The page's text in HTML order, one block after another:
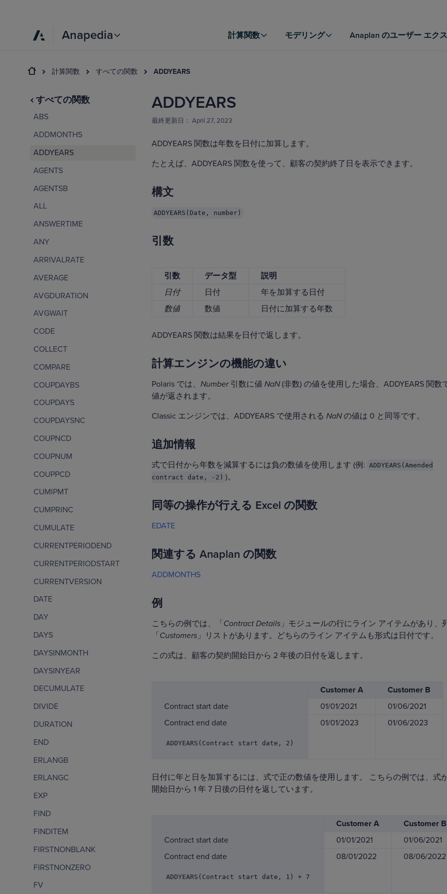
Anapedia 計算関数 モデリング Anaplan のユーザー エク
計算関数 すべての関数 ADDYEARS
すべての関数
ABS
ADDMONTHS
ADDYEARS
AGENTS
AGENTSB
ALL
ANSWERTIME
ANY
ARRIVALRATE
AVERAGE
AVGDURATION
AVGWAIT
CODE
COLLECT
COMPARE
COUPDAYBS
COUPDAYS
COUPDAYSNC
COUPNCD
COUPNUM
COUPPCD
CUMIPMT
CUMPRINC
CUMULATE
CURRENTPERIODEND
CURRENTPERIODSTART
CURRENTVERSION
DATE
DAY
DAYS
DAYSINMONTH
DAYSINYEAR
DECUMULATE
DIVIDE
DURATION
END
ERLANGB
ERLANGC
EXP
FIND
FINDITEM
FIRSTNONBLANK
FIRSTNONZERO
FV
ADDYEARS
最終更新日： April 27, 2023
ADDYEARS 関数は年数を日付に加算します。
たとえば、ADDYEARS 関数を使って、顧客の契約終了日を表示できます。
構文
ADDYEARS(Date, number)
引数
引数 データ型
説明
日付
日付
年を加算する日付
数値
数値 日付に加算する年数
ADDYEARS 関数は結果を日付で返します。
計算エンジンの機能の違い
Polaris では、 Number引数に値 NaN(非数) の値を使用した場合、ADDYEARS 関数
値が返されます。
Classic エンジンでは、ADDYEARS で使用される NaNの値は 0 と同等です。
追加情報
式で日付から年数を減算するには負の数値を使用します (例: ADDYEARS(Amended
contract date, -2) )。
同等の操作が行える Excel の関数
EDATE
関連する Anaplan の関数
ADDMONTHS
例
こちらの例では、「 Contract Details 」モジュールの行にライン アイテムがあり、
「 Customers 」リストがあります。どちらのライン アイテムも形式は日付です。
この式は、顧客の契約開始日から 2 年後の日付を返します。
Customer A
Customer B
Contract start date
01/01/2021
01/06/2021
Contract end date
ADDYEARS(Contract start date, 2)
01/01/2023 01/06/2023
日付に年と日を加算するには、式で正の数値を使用します。 こちらの例では、式
開始日から 1 年 7 日後の日付を返しています。
Customer A
Customer B
Contract start date
01/01/2021
01/06/2021
Contract end date
ADDYEARS(Contract start date, 1) + 7
08/01/2022 08/06/2022